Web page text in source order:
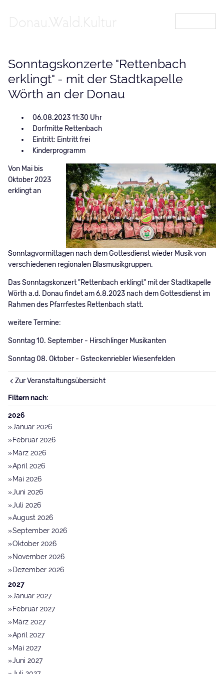
Sonntagskonzerte "Rettenbach
erklingt" - mit der Stadtkapelle
Wörth an der Donau
06.08.2023 11:30
Dorfmitte Rettenbach
Eintritt: Eintritt frei
Kinderprogramm
Von Mai bis
Oktober 2023
erklingt an
Sonntagvormittagen nach dem Gottesdienst wieder Musik von
verschiedenen regionalen Blasmusikgruppen.
Das Sonntagskonzert "Rettenbach erklingt" mit der Stadtkapelle
Wörth a.d. Donau findet am 6.8.2023 nach dem Gottesdienst im
Rahmen des Pfarrfestes Rettenbach statt.
weitere Termine:
Sonntag 10. September - Hirschlinger Musikanten
Sonntag 08. Oktober - Gsteckenriebler Wiesenfelden
Zur Veranstaltungsübersicht
Filtern nach:
2026
Januar 2026
Februar 2026
März 2026
April 2026
Mai 2026
Juni 2026
Juli 2026
August 2026
September 2026
Oktober 2026
November 2026
Dezember 2026
2027
Januar 2027
Februar 2027
März 2027
April 2027
Mai 2027
Juni 2027